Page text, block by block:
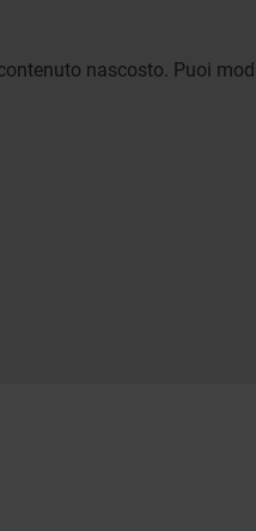
nascosto. Puoi